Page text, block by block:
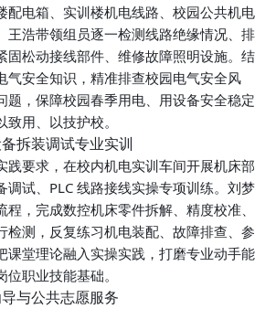
配电箱、实训楼机电线路、校园公共机电
王浩带领组员逐一检测线路绝缘情况、排
固松动接线部件、维修故障照明设施。结
气安全知识，精准排查校园电气安全风
题，保障校园春季用电、用设备安全稳定
用、以技护校。
拆装调试专业实训
践要求，在校内机电实训车间开展机床部
调试、PLC 线路接线实操专项训练。刘梦
，完成数控机床零件拆解、精度校准、
检测，反复练习机电装配、故障排查、参
课堂理论融入实操实践，打磨专业动手能
职业技能基础。
导与公共志愿服务